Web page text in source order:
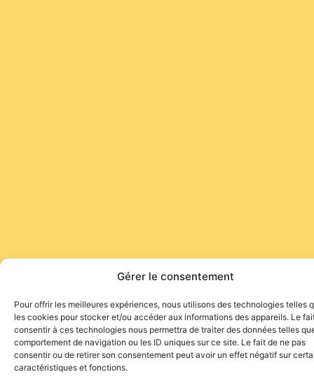
Gérer le consentement
Pour offrir les meilleures expériences, nous utilisons des technologies telles
les cookies pour stocker et/ou accéder aux informations des appareils. Le
consentir à ces technologies nous permettra de traiter des données telles
comportement de navigation ou les ID uniques sur ce site. Le fait de ne pas
consentir ou de retirer son consentement peut avoir un effet négatif sur
caractéristiques et fonctions.